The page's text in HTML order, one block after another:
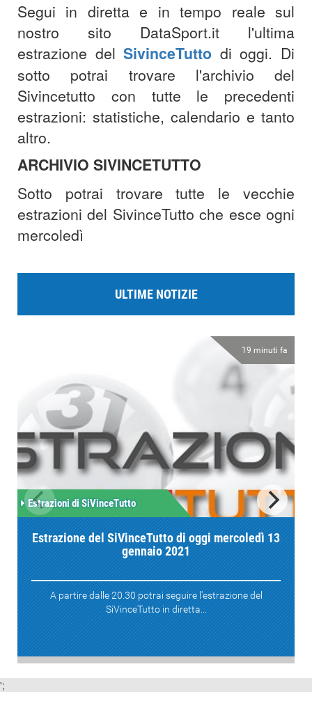
Segui in diretta e in tempo reale sul
nostro sito DataSport.it l'ultima
estrazione delSivinceTutto di oggi. Di
sotto potrai trovare l'archivio del
Sivincetutto con tutte le precedenti
estrazioni: statistiche, calendario e tanto
altro.
ARCHIVIO SIVINCETUTTO
Sotto potrai trovare tutte le vecchie
estrazioni del SivinceTutto che esce ogni
mercoledì
ULTIME NOTIZIE
19 minuti fa
Estrazioni di SiVinceTutto
Estrazione del SiVinceTutto di oggi mercoledì 13
gennaio 2021
A partire dalle 20.30 potrai seguire l'estrazione del
SiVinceTutto in diretta...
';